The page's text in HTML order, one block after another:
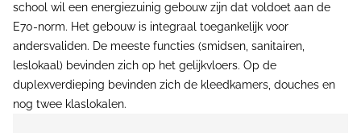
school wil een energiezuinig gebouw zĳn dat voldoet aan de
E70-norm. Het gebouw is integraal toegankelĳk voor
andersvaliden. De meeste functies (smidsen, sanitairen,
leslokaal) bevinden zich op het gelĳkvloers. Op de
duplexverdieping bevinden zich de kleedkamers, douches en
nog twee klaslokalen.